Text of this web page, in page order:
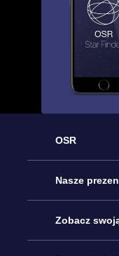
OSR
Obsługa
Kontakt
Nasze
Podarunek
Zobacz